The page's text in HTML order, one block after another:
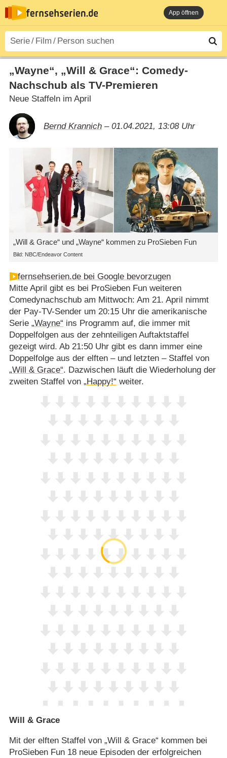
App öffnen
„Wayne“, „Will & Grace“: Comedy-
Nachschub als TV-Premieren
Neue Staffeln im April
Bernd Krannich– 01.04.2021, 13:08 Uhr
„Will & Grace“ und „Wayne“ kommen zu ProSieben Fun
Bild: NBC/Endeavor Content
fernsehserien.de bei Google bevorzugen
Mitte April gibt es bei ProSieben Fun weiteren
Comedynachschub am Mittwoch: Am 21. April nimmt
der Pay-TV-Sender um 20:15 Uhr die amerikanische
Serie „Wayne“ ins Programm auf, die immer mit
Doppelfolgen aus der zehnteiligen Auftaktstaffel
gezeigt wird. Ab 21:50 Uhr gibt es dann immer eine
Doppelfolge aus der elften – und letzten – Staffel von
„Will & Grace“. Dazwischen läuft die Wiederholung der
zweiten Staffel von „Happy!“ weiter.
Will & Grace
Mit der elften Staffel von „Will & Grace“ kommen bei
ProSieben Fun 18 neue Episoden der erfolgreichen